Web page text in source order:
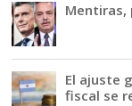
Mentiras,
El ajuste
fiscal se